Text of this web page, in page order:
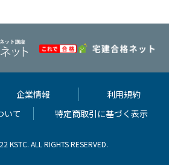
企業情報
利用規約
いて
特定商取引に基づく表示
KSTC. ALL RIGHTS RESERVED.